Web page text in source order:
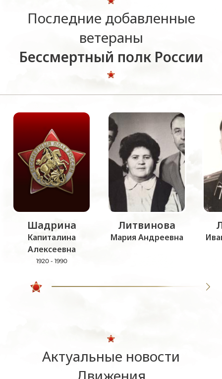
Последние добавленные
ветераны
Бессмертный полк России
Шадрина
Капиталина
Алексеевна
1920 - 1990
Литвинова
Мария Андреевна
Актуальные новости